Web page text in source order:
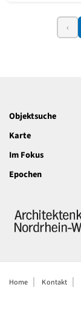
‹
Objektsuche
Karte
Im Fokus
Epochen
Home Kontakt